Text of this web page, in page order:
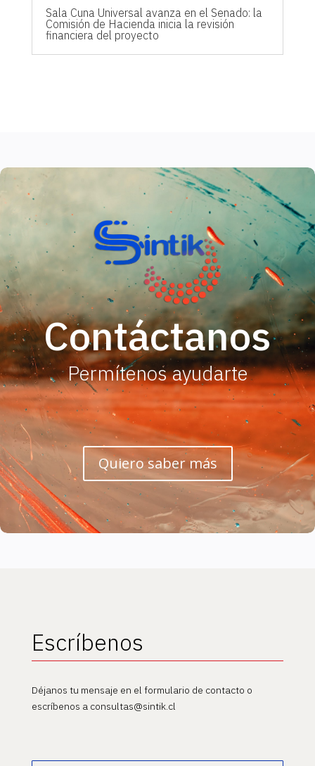
Sala Cuna Universal avanza en el Senado: la
Comisión de Hacienda inicia la revisión
financiera del proyecto
Contáctanos
Permítenos ayudarte
Quiero saber más
Escríbenos
Déjanos tu mensaje en el formulario de contacto o
escríbenos a consultas@sintik.cl